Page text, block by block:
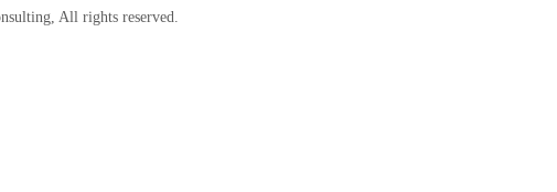
All rights reserved.